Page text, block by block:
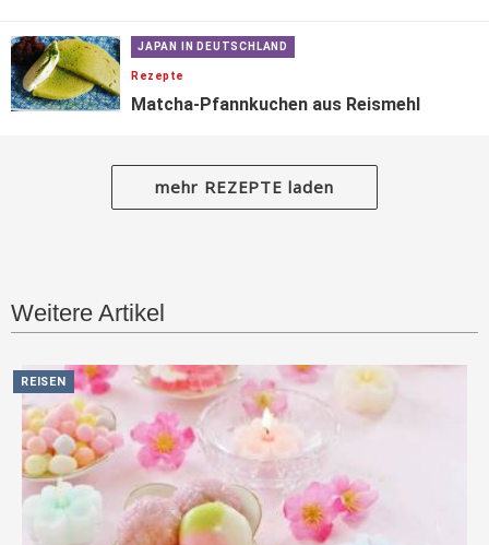
JAPAN IN DEUTSCHLAND
Rezepte
Matcha-Pfannkuchen aus Reismehl
mehr REZEPTE laden
Weitere Artikel
REISEN